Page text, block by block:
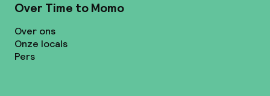
Over Time to Momo
Over ons
Onze locals
Pers